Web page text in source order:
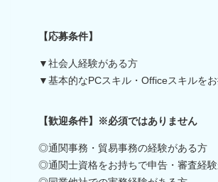
【応募条件】
▼社会人経験がある方
▼基本的なPCスキル・Officeスキルを
【歓迎条件】※必須ではありません
◎通関事務・貿易事務の経験がある方
◎通関士資格をお持ちで申告・審査経